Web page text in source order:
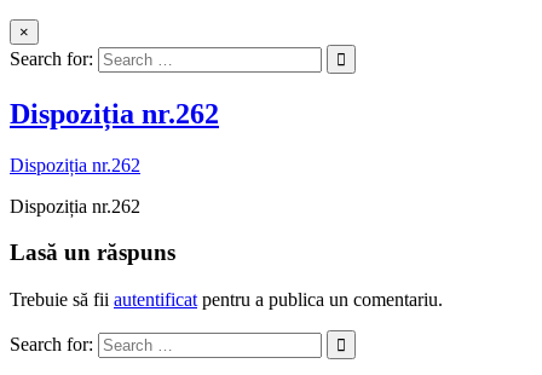
×
Search for:
Dispoziția nr.262
Dispoziția nr.262
Dispoziția nr.262
Lasă un răspuns
Trebuie să fii autentificat pentru a publica un comentariu.
Search for: